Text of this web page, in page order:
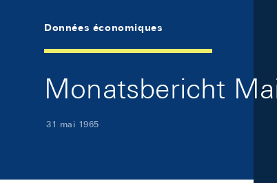
Données économiques
Monatsbericht
31 mai 1965